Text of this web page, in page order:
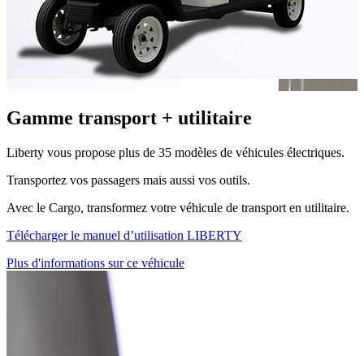
Gamme transport + utilitaire
Liberty vous propose plus de 35 modèles de véhicules électriques.
Transportez vos passagers mais aussi vos outils.
Avec le Cargo, transformez votre véhicule de transport en utilitaire.
Télécharger le manuel d’utilisation LIBERTY
Plus d'informations sur ce véhicule